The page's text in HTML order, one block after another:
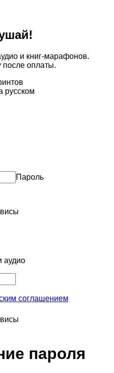
и книг-марафонов.
после оплаты.
русском
Пароль
аудио
соглашением
пароля